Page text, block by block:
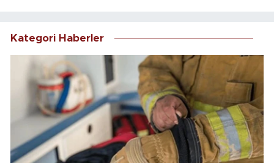
Kategori Haberler